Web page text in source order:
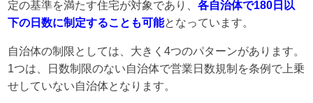
定の基準を満たす住宅が対象であり、各自治体で180日以
下の日数に制定することも可能となっています。
自治体の制限としては、大きく4つのパターンがあります。
1つは、日数制限のない自治体で営業日数規制を条例で上乗
せしていない自治体となります。